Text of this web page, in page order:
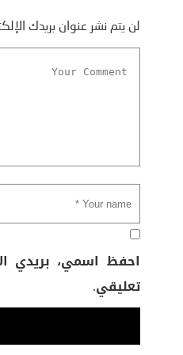
لن يتم نشر عنوان بريدك
احفظ اسمي، بريدي
تعليقي.